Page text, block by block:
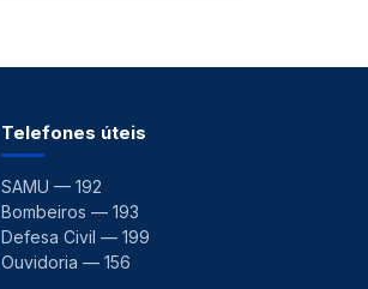
Telefones úteis
SAMU — 192
Bombeiros — 193
Defesa Civil — 199
Ouvidoria — 156